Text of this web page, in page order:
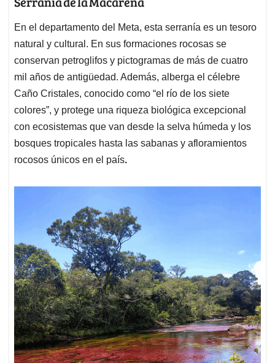
En el departamento del Meta, esta serranía es un tesoro
natural y cultural. En sus formaciones rocosas se
conservan petroglifos y pictogramas de más de cuatro
mil años de antigüedad. Además, alberga el célebre
Caño Cristales, conocido como “el río de los siete
colores”, y protege una riqueza biológica excepcional
con ecosistemas que van desde la selva húmeda y los
bosques tropicales hasta las sabanas y afloramientos
rocosos únicos en el país.